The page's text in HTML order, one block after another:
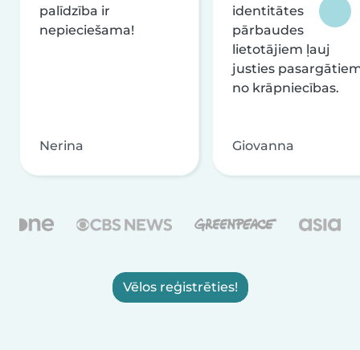
palīdzība ir
nepieciešama!
Nerina
identitātes
pārbaudes
lietotājiem ļauj
justies
no krāpniecības.
Giovanna
Vēlos reģistrēties!